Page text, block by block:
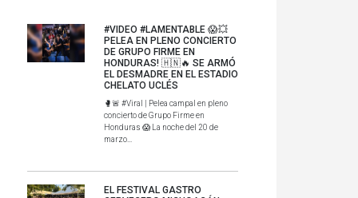
#VIDEO #LAMENTABLE 😱💥
PELEA EN PLENO CONCIERTO
DE GRUPO FIRME EN
HONDURAS! 🇭🇳🔥 SE ARMÓ
EL DESMADRE EN EL ESTADIO
CHELATO UCLÉS
🥊🚨 #Viral | Pelea campal en pleno
concierto de Grupo Firme en
Honduras 😱 La noche del 20 de
marzo...
EL FESTIVAL GASTRO